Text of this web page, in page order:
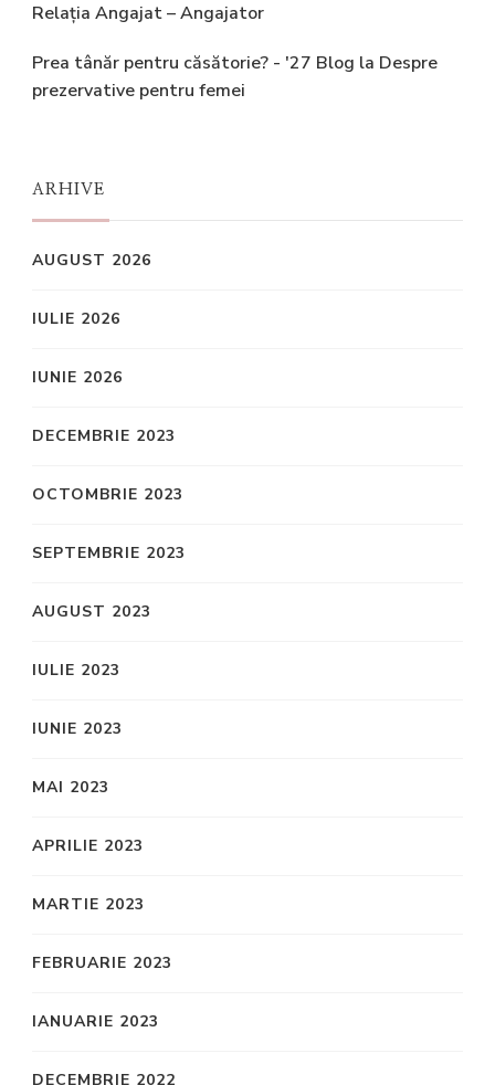
Relația Angajat – Angajator
Prea tânăr pentru căsătorie? - '27 Blog la Despre
prezervative pentru femei
ARHIVE
AUGUST 2026
IULIE 2026
IUNIE 2026
DECEMBRIE 2023
OCTOMBRIE 2023
SEPTEMBRIE 2023
AUGUST 2023
IULIE 2023
IUNIE 2023
MAI 2023
APRILIE 2023
MARTIE 2023
FEBRUARIE 2023
IANUARIE 2023
DECEMBRIE 2022